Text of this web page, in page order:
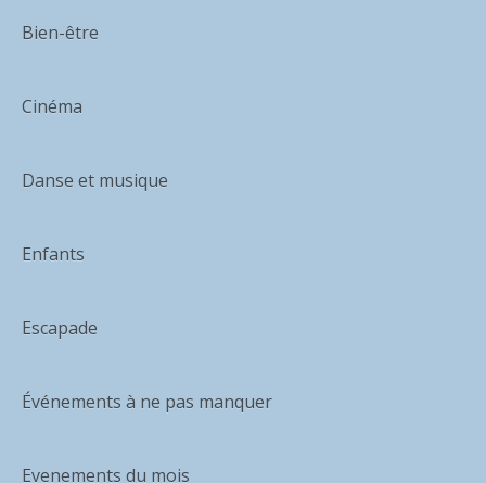
Bien-être
Cinéma
Danse et musique
Enfants
Escapade
Événements à ne pas manquer
Evenements du mois